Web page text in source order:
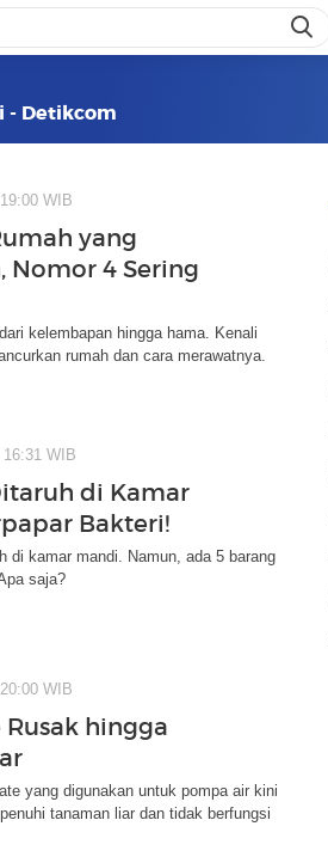
- Detikcom
WIB
yang
Nomor 4 Sering
kelembapan hingga hama. Kenali
rumah dan cara merawatnya.
WIB
di Kamar
Bakteri!
di kamar mandi. Namun, ada 5 barang
saja?
WIB
Rusak hingga
yang digunakan untuk pompa air kini
tanaman liar dan tidak berfungsi